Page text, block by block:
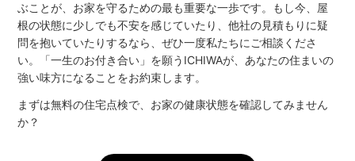
ぶことが、お家を守るための最も重要な一歩です。もし今、屋
根の状態に少しでも不安を感じていたり、他社の見積もりに疑
問を抱いていたりするなら、ぜひ一度私たちにご相談くださ
い。「一生のお付き合い」を願うICHIWAが、あなたの住まいの
強い味方になることをお約束します。
まずは無料の住宅点検で、お家の健康状態を確認してみません
か？